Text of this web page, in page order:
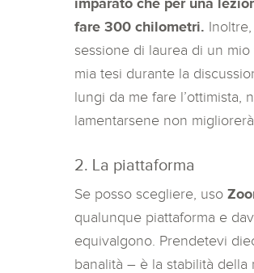
fare 300 chilometri.
sessione di laurea di un
mia tesi durante la
lungi da me fare l’ottimista,
lamentarsene non
2. La piattaforma
Se posso scegliere, uso
qualunque piattaforma e
equivalgono. Prendetevi
banalità – è la stabilità